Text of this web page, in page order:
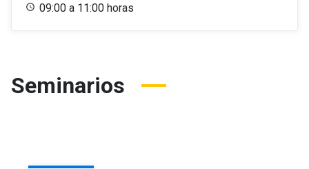
09:00 a 11:00 horas
Seminarios